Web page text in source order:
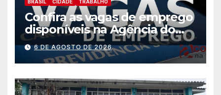
BRASIL CIDADE TRABALHO
Confira as vagas de emprego
disponíveis na Agência do
Trabalhador
6 DE AGOSTO DE 2026